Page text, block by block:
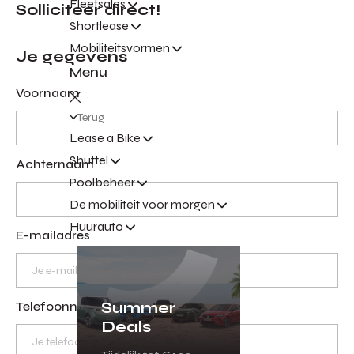
Fleetsales
Shortlease
Mobiliteitsvormen
Menu
Terug
Lease a Bike
Shuttel
Poolbeheer
De mobiliteit voor morgen
Huurauto
Summer
Deals
Solliciteer direct!
Je gegevens
Voornaam
Achternaam
E-mailadres
Telefoonnummer